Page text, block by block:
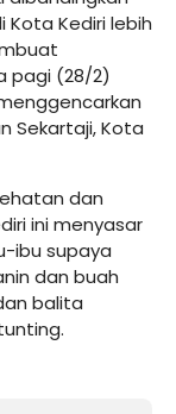
Kediri lebih
pagi (28/2)
Sekartaji, Kota
dan
ini menyasar
ibu supaya
dan buah
balita